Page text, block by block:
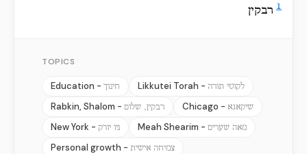
1 רבקין
TOPICS
Education - חינוך Likkutei Torah - לקוטי תורה
Rabkin, Shalom - רבקין, שלום Chicago - שיקאגא
New York - ניו יורק Meah Shearim - מאה שערים
Personal growth - צמיחה אישית